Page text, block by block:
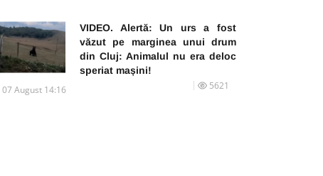
VIDEO. Alertă: Un urs a fost
văzut pe marginea unui drum
din Cluj: Animalul nu era deloc
speriat mașini!
07 August 14:16 5621